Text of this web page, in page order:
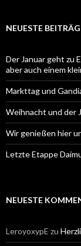
NEUESTE
Der Januar geht zu
aber auch einem
Markttag und
Weihnacht und der
Wir genießen hier
Letzte Etappe
NEUESTE
LeroyoxypE zu